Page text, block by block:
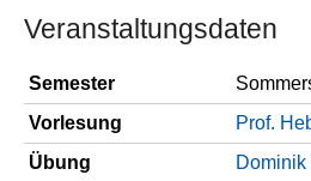
Veranstaltungsdaten
Semester
Vorlesung
Prof.
Übung